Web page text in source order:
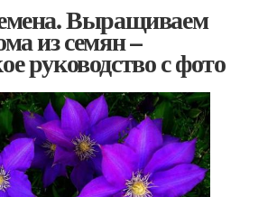
Выращиваем
из семян –
руководство с фото